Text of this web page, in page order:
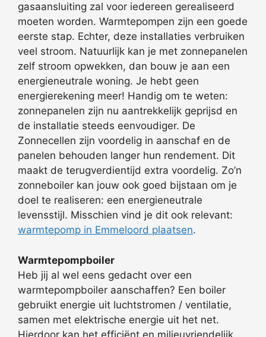
gasaansluiting zal voor iedereen gerealiseerd
moeten worden. Warmtepompen zijn een goede
eerste stap. Echter, deze installaties verbruiken
veel stroom. Natuurlijk kan je met zonnepanelen
zelf stroom opwekken, dan bouw je aan een
energieneutrale woning. Je hebt geen
energierekening meer! Handig om te weten:
zonnepanelen zijn nu aantrekkelijk geprijsd en
de installatie steeds eenvoudiger. De
Zonnecellen zijn voordelig in aanschaf en de
panelen behouden langer hun rendement. Dit
maakt de terugverdientijd extra voordelig. Zo’n
zonneboiler kan jouw ook goed bijstaan om je
doel te realiseren: een energieneutrale
levensstijl. Misschien vind je dit ook relevant:
warmtepomp in Emmeloord plaatsen.
Warmtepompboiler
Heb jij al wel eens gedacht over een
warmtepompboiler aanschaffen? Een boiler
gebruikt energie uit luchtstromen / ventilatie,
samen met elektrische energie uit het net.
Hierdoor kan het efficiënt en milieuvriendelijk